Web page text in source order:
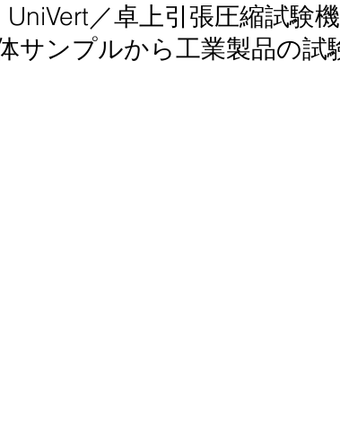
UniVert／卓上引張圧縮試験機
サンプルから工業製品の試